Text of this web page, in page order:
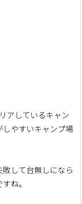
アしているキャン
やすいキャンプ場
して台無しになら
ね。